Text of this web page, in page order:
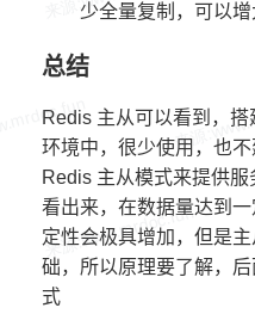
少全量复制，可以
总结
Redis 主从可以看到，
环境中，很少使用，也
Redis 主从模式来提供
看出来，在数据量达到
定性会极具增加，但是
础，所以原理要了解，
式